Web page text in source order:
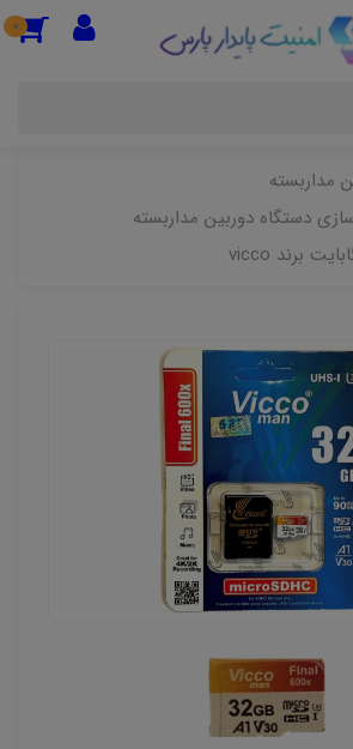
0
مداربسته
دستگاه دوربین مداربسته